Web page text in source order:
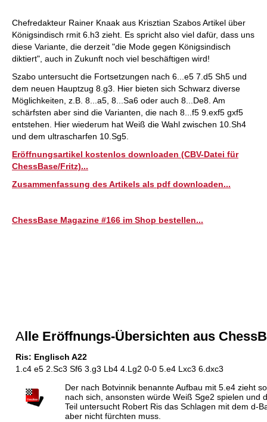
Chefredakteur Rainer Knaak aus Krisztian Szabos Artikel über
Königsindisch rmit 6.h3 zieht. Es spricht also viel dafür, dass uns
diese Variante, die derzeit "die Mode gegen Königsindisch
diktiert", auch in Zukunft noch viel beschäftigen wird!
Szabo untersucht die Fortsetzungen nach 6...e5 7.d5 Sh5 und
dem neuen Hauptzug 8.g3. Hier bieten sich Schwarz diverse
Möglichkeiten, z.B. 8...a5, 8...Sa6 oder auch 8...De8. Am
schärfsten aber sind die Varianten, die nach 8...f5 9.exf5 gxf5
entstehen. Hier wiederum hat Weiß die Wahl zwischen 10.Sh4
und dem ultrascharfen 10.Sg5.
Eröffnungsartikel kostenlos downloaden (CBV-Datei für
ChessBase/Fritz)...
Zusammenfassung des Artikels als pdf downloaden...
ChessBase Magazine #166 im Shop bestellen...
Alle Eröffnungs-Übersichten aus
Ris: Englisch A22
1.c4 e5 2.Sc3 Sf6 3.g3 Lb4 4.Lg2 0-0 5.e4 Lxc3 6.dxc3
Der nach Botvinnik benannte Aufbau mit 5.e4 zieht
nach sich, ansonsten würde Weiß Sge2 spielen und
Teil untersucht Robert Ris das Schlagen mit dem d-
aber nicht fürchten muss.